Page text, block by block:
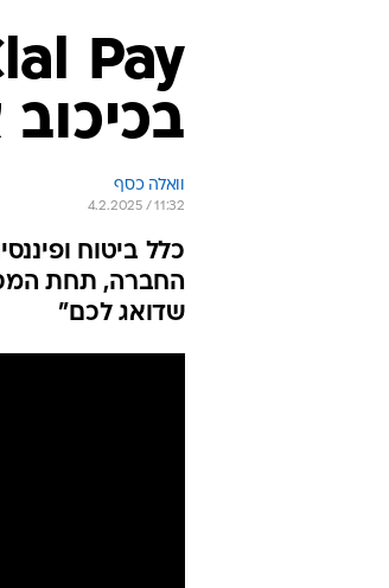
וואלה כסף
4.2.2025 / 11:32
שדואג לכם"